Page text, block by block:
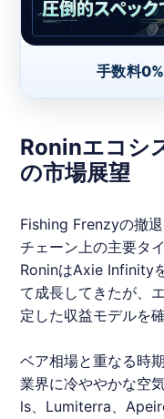
手数料
Roninエコシ
の市場展望
Fishing Frenzyの撤
チェーン上の主要タ
RoninはAxie Infinity
て成長してきたが、
定した収益モデルを
ベア相場と重なる時
業界に冷ややかな空
ls、Lumiterra、